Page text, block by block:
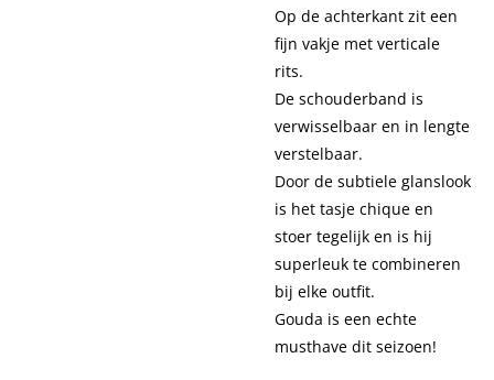
Op de achterkant zit een
fijn vakje met verticale
rits.
De schouderband is
verwisselbaar en in lengte
verstelbaar.
Door de subtiele glanslook
is het tasje chique en
stoer tegelijk en is hij
superleuk te combineren
bij elke outfit.
Gouda is een echte
musthave dit seizoen!